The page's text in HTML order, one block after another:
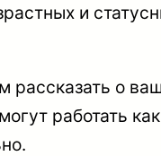
и
рассказать о
работать